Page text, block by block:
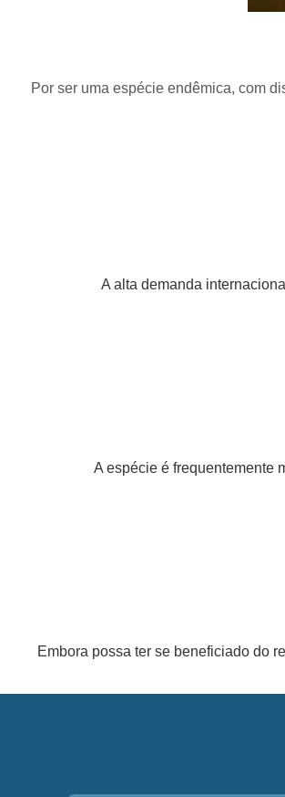
Por ser uma espécie endêmica, com
A alta demanda
A espécie é frequentemente
Embora possa ter se beneficiado do